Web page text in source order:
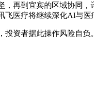
，再到宜宾的区域协同
飞医疗将继续深化AI与
资者据此操作风险自负